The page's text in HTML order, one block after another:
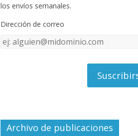
o
k e
C
el
los envíos semanales.
Dirección de correo
Dirección
Archivo de publicaciones